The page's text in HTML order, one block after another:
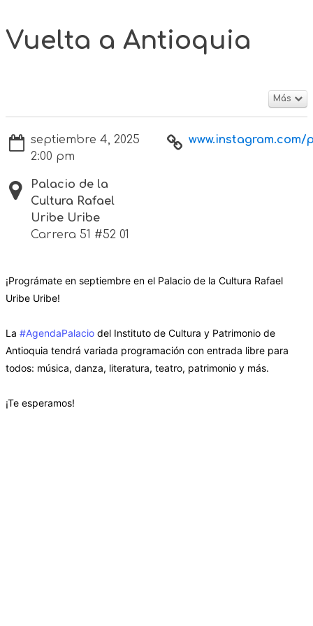
Vuelta a Antioquia
Más
septiembre 4, 2025
2:00 pm
Palacio de la
Cultura Rafael
Uribe Uribe
Carrera 51 #52 01
www.instagram.com/
¡Prográmate en septiembre en el Palacio de la Cultura Rafael
Uribe Uribe!
La #AgendaPalacio del Instituto de Cultura y Patrimonio de
Antioquia tendrá variada programación con entrada libre para
todos: música, danza, literatura, teatro, patrimonio y más.
¡Te esperamos!